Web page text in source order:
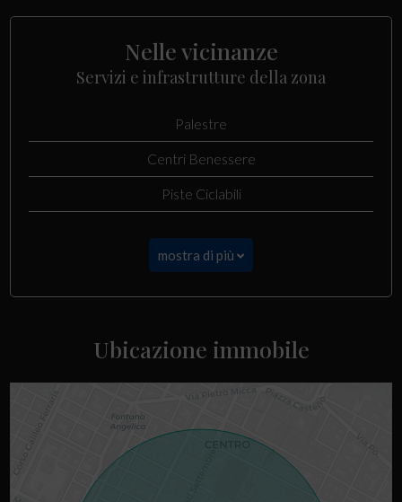
Nelle vicinanze
Servizi e infrastrutture della zona
Palestre
Centri Benessere
Piste Ciclabili
mostra di più
Ubicazione immobile